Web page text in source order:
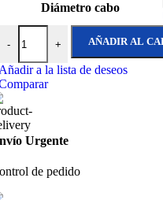
Diámetro cabo
-
Superswift 78 cantidad
+ AÑADIR AL
a la lista de deseos
Urgente
de pedido